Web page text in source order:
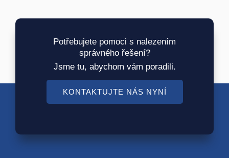
Potřebujete pomoci s nalezením
správného řešení?
Jsme tu, abychom vám poradili.
KONTAKTUJTE NÁS NYNÍ